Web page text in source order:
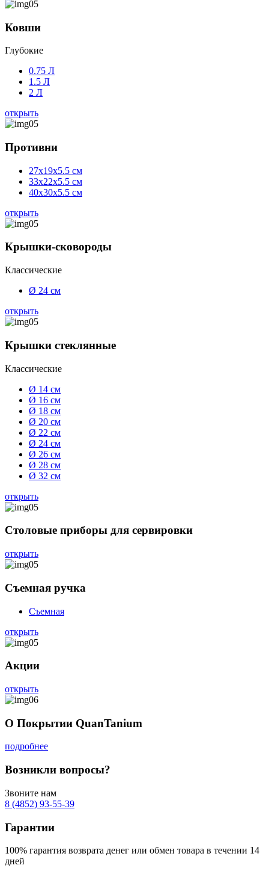
Ковши
Глубокие
0.75 Л
1.5 Л
2 Л
открыть
Противни
27x19x5.5 см
33x22x5.5 см
40x30x5.5 см
открыть
Крышки-сковороды
Классические
Ø 24 см
открыть
Крышки стеклянные
Классические
Ø 14 см
Ø 16 см
Ø 18 см
Ø 20 см
Ø 22 см
Ø 24 см
Ø 26 см
Ø 28 см
Ø 32 см
открыть
Столовые приборы для сервировки
открыть
Съемная ручка
Съемная
открыть
Акции
открыть
О Покрытии QuanTanium
подробнее
Возникли вопросы?
Звоните нам
8 (4852) 93-55-39
Гарантии
100% гарантия возврата денег или обмен товара в течении 14
дней